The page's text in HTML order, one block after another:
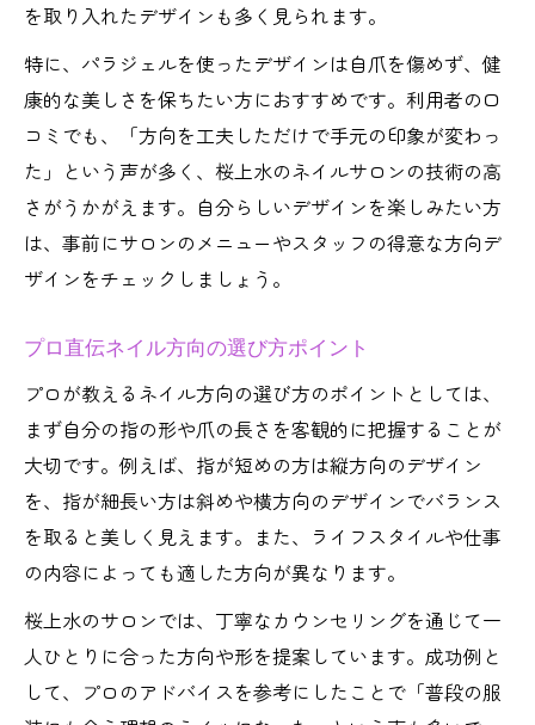
サロン通いの前に知りたいネイルケア法
健康的なネイルを保つための正しい方向
を取り入れたデザインも多く見られます。
特に、パラジェルを使ったデザインは自爪を傷めず、健
康的な美しさを保ちたい方におすすめです。利用者の口
コミでも、「方向を工夫しただけで手元の印象が変わっ
た」という声が多く、桜上水のネイルサロンの技術の高
さがうかがえます。自分らしいデザインを楽しみたい方
は、事前にサロンのメニューやスタッフの得意な方向デ
ザインをチェックしましょう。
プロ直伝ネイル方向の選び方ポイント
プロが教えるネイル方向の選び方のポイントとしては、
まず自分の指の形や爪の長さを客観的に把握することが
大切です。例えば、指が短めの方は縦方向のデザイン
を、指が細長い方は斜めや横方向のデザインでバランス
を取ると美しく見えます。また、ライフスタイルや仕事
の内容によっても適した方向が異なります。
桜上水のサロンでは、丁寧なカウンセリングを通じて一
人ひとりに合った方向や形を提案しています。成功例と
して、プロのアドバイスを参考にしたことで「普段の服